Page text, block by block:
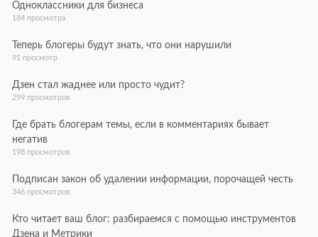
Одноклассники для бизнеса
184 просмотра
Теперь блогеры будут знать, что они нарушили
91 просмотр
Дзен стал жаднее или просто чудит?
299 просмотров
Где брать блогерам темы, если в комментариях бывает
негатив
198 просмотров
Подписан закон об удалении информации, порочащей честь
346 просмотров
Кто читает ваш блог: разбираемся с помощью инструментов
Дзена и Метрики